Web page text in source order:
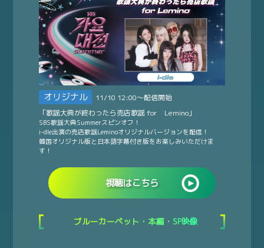
オリジナル
11/10 12:00～配信開始
「歌謡大典が終わったら売店歌謡 for Lemino」
SBS歌謡大典Summerスピンオフ！
i-dle出演の売店歌謡Leminoオリジナルバージョンを配信！
韓国オリジナル版と日本語字幕付き版をお楽しみいただけま
す！
視聴はこちら
ブルーカーペット・本編・SP映像